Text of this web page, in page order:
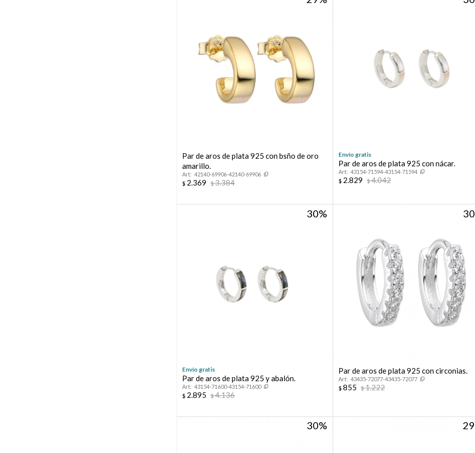
Par de aros de plata 925 con bsño de oro
amarillo.
42140-69906-42140-69906
$ 2.369 $3.384
Envío gratis
Par de aros de plata 925 con nácar.
43154-71594-43154-71594
$ 2.829 $4.042
30
Envío gratis
Par de aros de plata 925 y abalón.
43154-71600-43154-71600
$ 2.895 $4.136
30
Par de aros de plata 925 con circonias.
43435-72077-43435-72077
$ 855 $1.222
30 29